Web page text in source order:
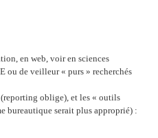
en web, voir en sciences
ou de veilleur « purs » recherchés
oblige), et les « outils
bureautique serait plus approprié) :